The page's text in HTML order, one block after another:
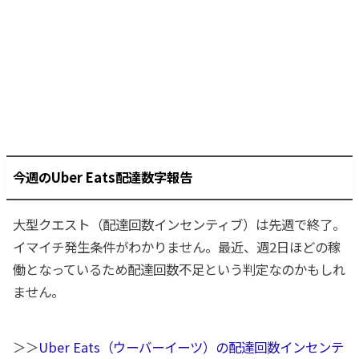
今週のUber Eats配達数字報告
大型クエスト（配達回数インセンティブ）は先週で終了。
イマイチ発生条件がわかりません。最近、週2日ほどの稼
働となっているため配達回数不足という判定なのかもしれ
ません。
＞＞Uber Eats（ウーバーイーツ）の配達回数インセンテ